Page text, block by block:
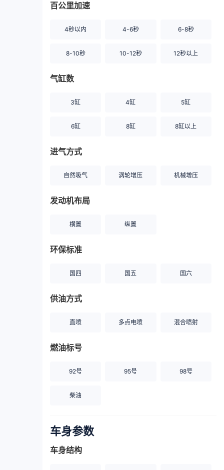
百公里加速
4秒以内 4-6秒 6-8秒
8-10秒 10-12秒 12秒以上
气缸数
3缸 4缸 5缸
6缸 8缸 8缸以上
进气方式
自然吸气 涡轮增压 机械增压
发动机布局
横置 纵置
环保标准
国四 国五 国六
供油方式
直喷 多点电喷 混合喷射
燃油标号
92号 95号 98号
柴油
车身参数
车身结构